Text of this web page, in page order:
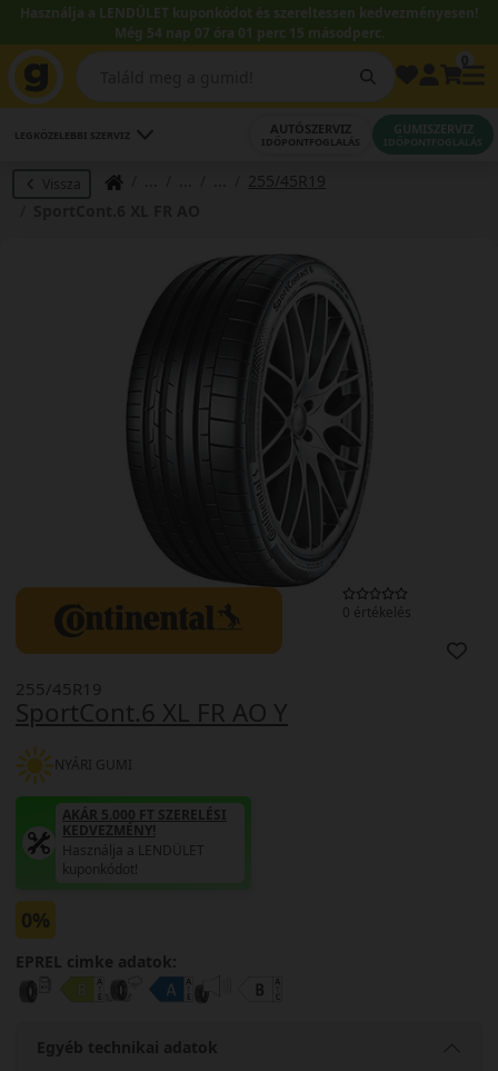
Használja a LENDÜLET kuponkódot és szereltessen kedvezményesen!
Még 54 nap 07 óra 01 perc 14 másodperc.
LEGKÖZELEBBI SZERVIZ AUTÓSZERVIZ
IDŐPONTFOGLALÁS
GUMISZERVIZ
IDŐPONTFOGLALÁS
Vissza
255/45R19
0 értékelés
SportCont.6 XL FR AO Y
255/45R19
NYÁRI GUMI
AKÁR 5.000 FT SZERELÉSI
KEDVEZMÉNY!
Használja a LENDÜLET
kuponkódot!
0%
EPREL cimke adatok:
Egyéb technikai adatok